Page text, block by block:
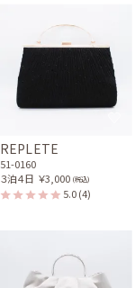
REPLETE
51-0160
３泊４日 ￥3,000 (税込)
5.0(4)